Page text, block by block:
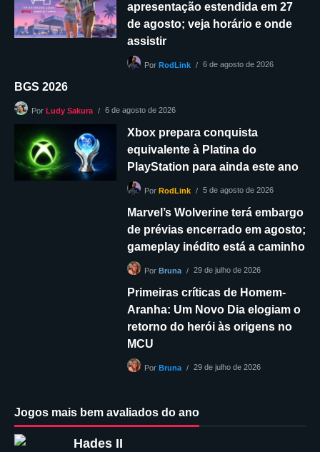
apresentação estendida em 27
de agosto; veja horário e onde
assistir
Por RodLink 6 de agosto de 2026
BGS 2026
Por Ludy Sakura 6 de agosto de 2026
Xbox prepara conquista
equivalente à Platina do
PlayStation para ainda este ano
Por RodLink 5 de agosto de 2026
Marvel’s Wolverine terá embargo
de prévias encerrado em agosto;
gameplay inédito está a caminho
Por Bruna 29 de julho de 2026
Primeiras críticas de Homem-
Aranha: Um Novo Dia elogiam o
retorno do herói às origens no
MCU
Por Bruna 29 de julho de 2026
Jogos mais bem avaliados do ano
Hades II